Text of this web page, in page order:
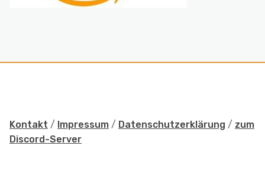
Kontakt / Impressum / Datenschutzerklärung / zum
Discord-Server